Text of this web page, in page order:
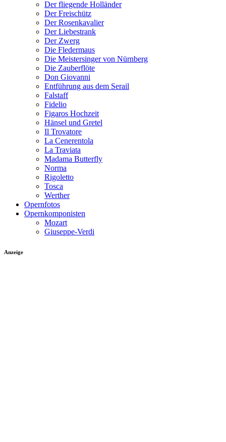
Der fliegende Holländer
Der Freischütz
Der Rosenkavalier
Der Liebestrank
Der Zwerg
Die Fledermaus
Die Meistersinger von Nürnberg
Die Zauberflöte
Don Giovanni
Entführung aus dem Serail
Falstaff
Fidelio
Figaros Hochzeit
Hänsel und Gretel
Il Trovatore
La Cenerentola
La Traviata
Madama Butterfly
Norma
Rigoletto
Tosca
Werther
Opernfotos
Opernkomponisten
Mozart
Giuseppe-Verdi
Anzeige